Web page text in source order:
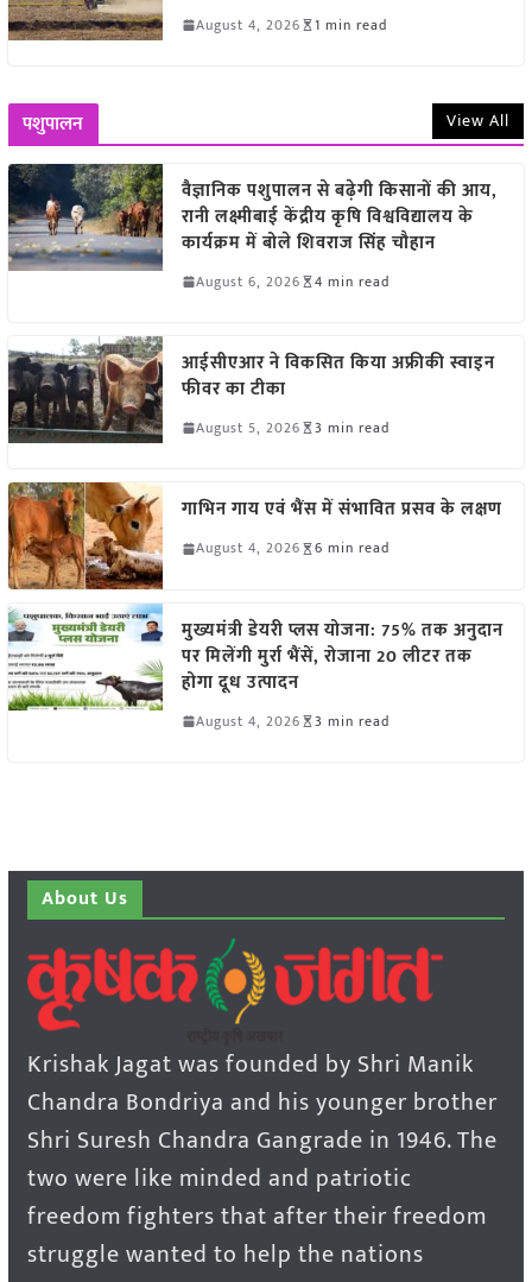
August 4, 2026 1 min read
पशुपालन View All
वैज्ञानिक पशुपालन से बढ़ेगी किसानों की आय,
रानी लक्ष्मीबाई केंद्रीय कृषि विश्वविद्यालय के
कार्यक्रम में बोले शिवराज सिंह चौहान
August 6, 2026 4 min read
आईसीएआर ने विकसित किया अफ्रीकी स्वाइन
फीवर का टीका
August 5, 2026 3 min read
गाभिन गाय एवं भैंस में संभावित प्रसव के लक्षण
August 4, 2026 6 min read
मुख्यमंत्री डेयरी प्लस योजना: 75% तक अनुदान
पर मिलेंगी मुर्रा भैंसें, रोजाना 20 लीटर तक
होगा दूध उत्पादन
August 4, 2026 3 min read
About Us
Krishak Jagat was founded by Shri Manik
Chandra Bondriya and his younger brother
Shri Suresh Chandra Gangrade in 1946. The
two were like minded and patriotic
freedom fighters that after their freedom
struggle wanted to help the nations